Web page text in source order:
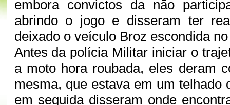
embora convictos da não
abrindo o jogo e disseram ter
deixado o veículo Broz escondida
Antes da polícia Militar iniciar o
a moto hora roubada, eles deram
mesma, que estava em um telhado
em seguida disseram onde